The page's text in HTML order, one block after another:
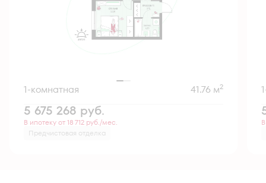
1-комнатная 41.76 м2
5 675 268 руб.
В ипотеку от 18 712 руб./мес.
Предчистовая отделка